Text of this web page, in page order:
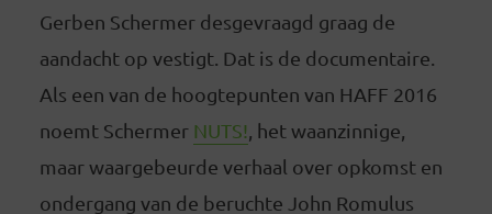
Gerben Schermer desgevraagd graag de
aandacht op vestigt. Dat is de documentaire.
Als een van de hoogtepunten van HAFF 2016
noemt Schermer NUTS! , het waanzinnige,
maar waargebeurde verhaal over opkomst en
ondergang van de beruchte John Romulus